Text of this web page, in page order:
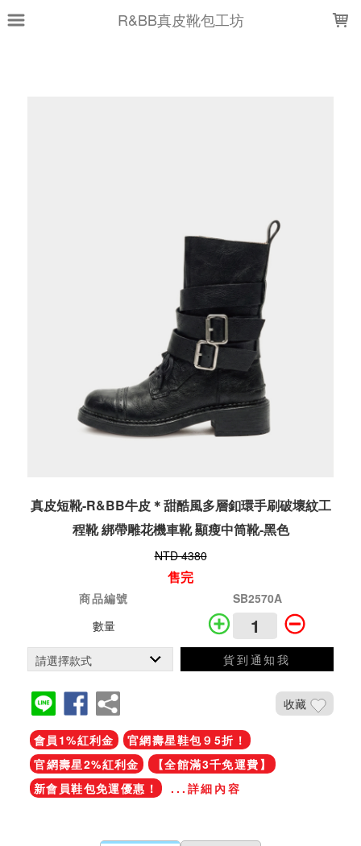
R&BB真皮靴包工坊
真皮短靴-R&BB牛皮＊甜酷風多層釦環手刷破壞紋工
程靴 綁帶雕花機車靴 顯瘦中筒靴-黑色
NTD 4380
售完
商品編號
SB2570A
數量
貨到通知我
收藏
會員1%紅利金
官網壽星鞋包９5折！
官網壽星2%紅利金
【全館滿3千免運費】
新會員鞋包免運優惠！
...詳細內容